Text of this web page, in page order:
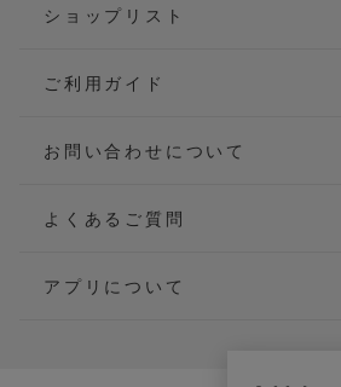
ショップリスト
ご利用ガイド
お問い合わせについて
よくあるご質問
アプリについて